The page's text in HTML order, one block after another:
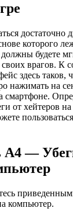
достаточно
которого
будете
своих врагов. К
здесь
нажимать на
смартфоне.
от хейтеров
А4 —
компьютер.